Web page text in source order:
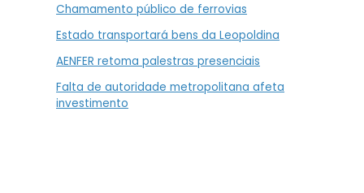
Chamamento público de ferrovias
Estado transportará bens da Leopoldina
AENFER retoma palestras presenciais
Falta de autoridade metropolitana afeta
investimento